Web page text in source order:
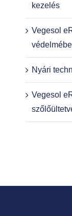
kezelés
Vegesol
Nyári
Vegesol